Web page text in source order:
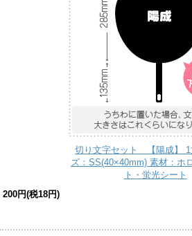
切り文字セット 【陽成】 1
ズ：SS(40×40mm) 素材：ホ
ト・蛍光シート
200円(税18円)